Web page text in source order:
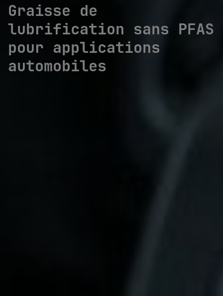
Graisse de
lubrification sans PFAS
pour applications
automobiles